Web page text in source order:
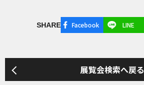
SHARE Facebook LINE
展覧会検索へ戻る